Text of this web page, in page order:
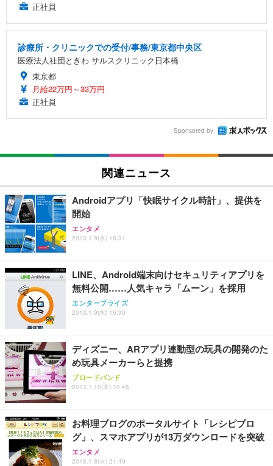
正社員
診療所・クリニックでの受付/事務/東京都中央区
医療法人社団ときわ サルスクリニック日本橋
東京都
月給22万円～33万円
正社員
Sponsored by
関連ニュース
Androidアプリ「快眠サイクル時計」、提供を
開始
エンタメ
2013.1.9(水) 18:31
LINE、Android端末向けセキュリティアプリを
無料公開……人気キャラ「ムーン」を採用
エンタープライズ
2013.1.9(水) 16:30
ディズニー、ARアプリ連動型の玩具の開発のた
め玩具メーカーらと提携
ブロードバンド
2013.1.10(木) 10:45
お料理ブログのポータルサイト「レシピブロ
グ」、スマホアプリが13万ダウンロードを突破
エンタメ
2013.1.8(火) 21:49